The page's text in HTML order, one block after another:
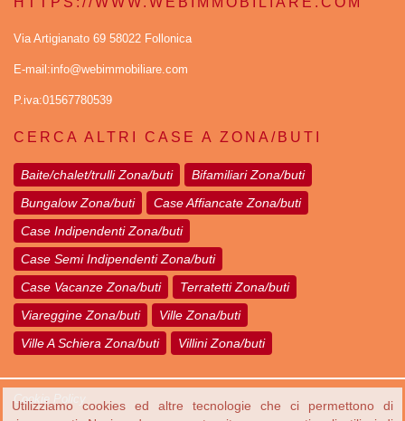
Via Artigianato 69 58022 Follonica
E-mail:info@webimmobiliare.com
P.iva:01567780539
CERCA ALTRI CASE A ZONA/BUTI
Baite/chalet/trulli Zona/buti
Bifamiliari Zona/buti
Bungalow Zona/buti
Case Affiancate Zona/buti
Case Indipendenti Zona/buti
Case Semi Indipendenti Zona/buti
Case Vacanze Zona/buti
Terratetti Zona/buti
Viareggine Zona/buti
Ville Zona/buti
Ville A Schiera Zona/buti
Villini Zona/buti
Cookie Policy
Utilizziamo cookies ed altre tecnologie che ci permettono di